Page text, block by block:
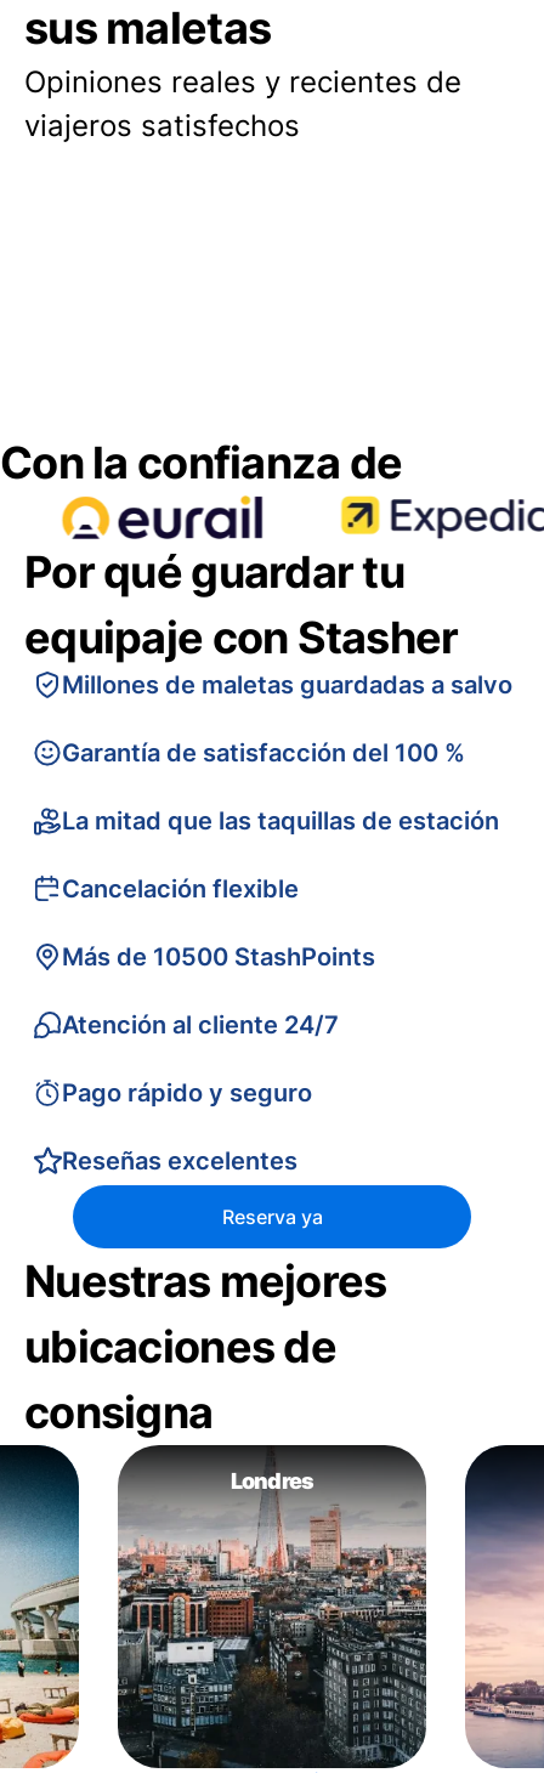
sus maletas
Opiniones reales y recientes de
viajeros satisfechos
Con la confianza de
Por qué guardar tu
equipaje con Stasher
Millones de maletas guardadas a salvo
Garantía de satisfacción del 100 %
La mitad que las taquillas de estación
Cancelación flexible
Más de 10500 StashPoints
Atención al cliente 24/7
Pago rápido y seguro
Reseñas excelentes
Reserva ya
Nuestras mejores
ubicaciones de
consigna
Londres